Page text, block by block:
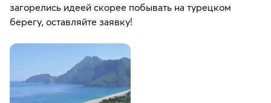
загорелись идеей скорее побывать на турецком
берегу, оставляйте заявку!